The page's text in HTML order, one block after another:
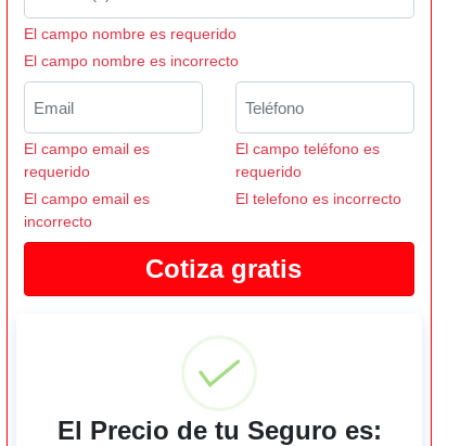
El campo nombre es requerido
El campo nombre es incorrecto
El campo email es
requerido
El campo email es
incorrecto
El campo teléfono es
requerido
El telefono es incorrecto
El Precio de tu Seguro es: